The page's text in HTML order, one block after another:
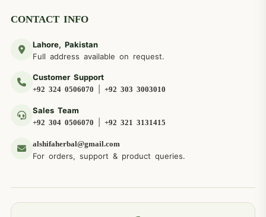
CONTACT INFO
Lahore, Pakistan
Full address available on request.
Customer Support
+92 324 0506070 +92 303 3003010
Sales Team
+92 304 0506070 +92 321 3131415
alshifaherbal@gmail.com
For orders, support & product queries.